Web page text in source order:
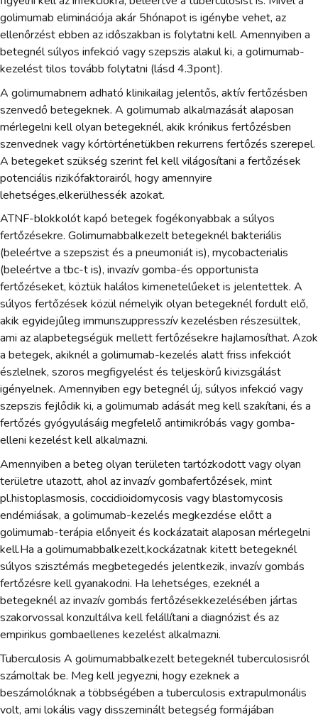
golimumab eliminációja akár 5hónapot is igénybe vehet, az
ellenőrzést ebben az időszakban is folytatni kell. Amennyiben a
betegnél súlyos infekció vagy szepszis alakul ki, a golimumab-
kezelést tilos tovább folytatni (lásd 4.3pont).
A golimumabnem adható klinikailag jelentős, aktív fertőzésben
szenvedő betegeknek. A golimumab alkalmazását alaposan
mérlegelni kell olyan betegeknél, akik krónikus fertőzésben
szenvednek vagy kórtörténetükben rekurrens fertőzés szerepel.
A betegeket szükség szerint fel kell világosítani a fertőzések
potenciális rizikófaktorairól, hogy amennyire
lehetséges,elkerülhessék azokat.
ATNF-blokkolót kapó betegek fogékonyabbak a súlyos
fertőzésekre. Golimumabbalkezelt betegeknél bakteriális
(beleértve a szepszist és a pneumoniát is), mycobacterialis
(beleértve a tbc-t is), invazív gomba-és opportunista
fertőzéseket, köztük halálos kimenetelűeket is jelentettek. A
súlyos fertőzések közül némelyik olyan betegeknél fordult elő,
akik egyidejűleg immunszuppresszív kezelésben részesültek,
ami az alapbetegségük mellett fertőzésekre hajlamosíthat. Azok
a betegek, akiknél a golimumab-kezelés alatt friss infekciót
észlelnek, szoros megfigyelést és teljeskörű kivizsgálást
igényelnek. Amennyiben egy betegnél új, súlyos infekció vagy
szepszis fejlődik ki, a golimumab adását meg kell szakítani, és a
fertőzés gyógyulásáig megfelelő antimikróbás vagy gomba-
elleni kezelést kell alkalmazni.
Amennyiben a beteg olyan területen tartózkodott vagy olyan
területre utazott, ahol az invazív gombafertőzések, mint
pl.histoplasmosis, coccidioidomycosis vagy blastomycosis
endémiásak, a golimumab-kezelés megkezdése előtt a
golimumab-terápia előnyeit és kockázatait alaposan mérlegelni
kell.Ha a golimumabbalkezelt,kockázatnak kitett betegeknél
súlyos szisztémás megbetegedés jelentkezik, invazív gombás
fertőzésre kell gyanakodni. Ha lehetséges, ezeknél a
betegeknél az invazív gombás fertőzésekkezelésében jártas
szakorvossal konzultálva kell felállítani a diagnózist és az
empirikus gombaellenes kezelést alkalmazni.
Tuberculosis A golimumabbalkezelt betegeknél tuberculosisról
számoltak be. Meg kell jegyezni, hogy ezeknek a
beszámolóknak a többségében a tuberculosis extrapulmonális
volt, ami lokális vagy disszeminált betegség formájában